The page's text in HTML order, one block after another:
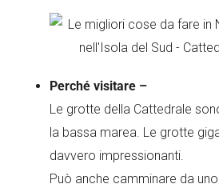
Perché visitare –
Le grotte della Cattedrale
la bassa marea. Le grotte
davvero impressionanti.
Può anche camminare da